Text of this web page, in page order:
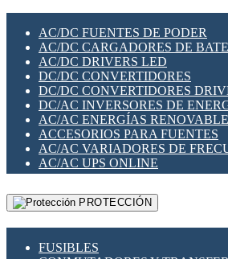
SWITCH Y MICROSWITCH
TARJETAS PI
UNIÓN Y DERIVACIÓN DE
PLACAS MODULARES IOT
SWITCHES Y REDES WIFI
SOLUCIONES IOT
SOLUCIONES LORAWAN
SOLUCIONES RED CELULAR
SEGURIDAD PARA REDES
SWITCHES LAN
TELEFONÍA IP (VOIP)
VIGILANCIA IP (CCTV)
MESHTASTIC
AC/DC FUENTES DE PODER
AC/DC CARGADORES DE
AC/DC DRIVERS LED
DC/DC CONVERTIDORES
DC/DC CONVERTIDORES
DC/AC INVERSORES DE
AC/AC ENERGÍAS
ACCESORIOS PARA FUENTES
AC/AC VARIADORES DE
AC/AC UPS ONLINE
PROTECCIÓN
FUSIBLES